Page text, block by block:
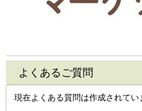
よくあるご質問
現在よくある質問は作成されてい